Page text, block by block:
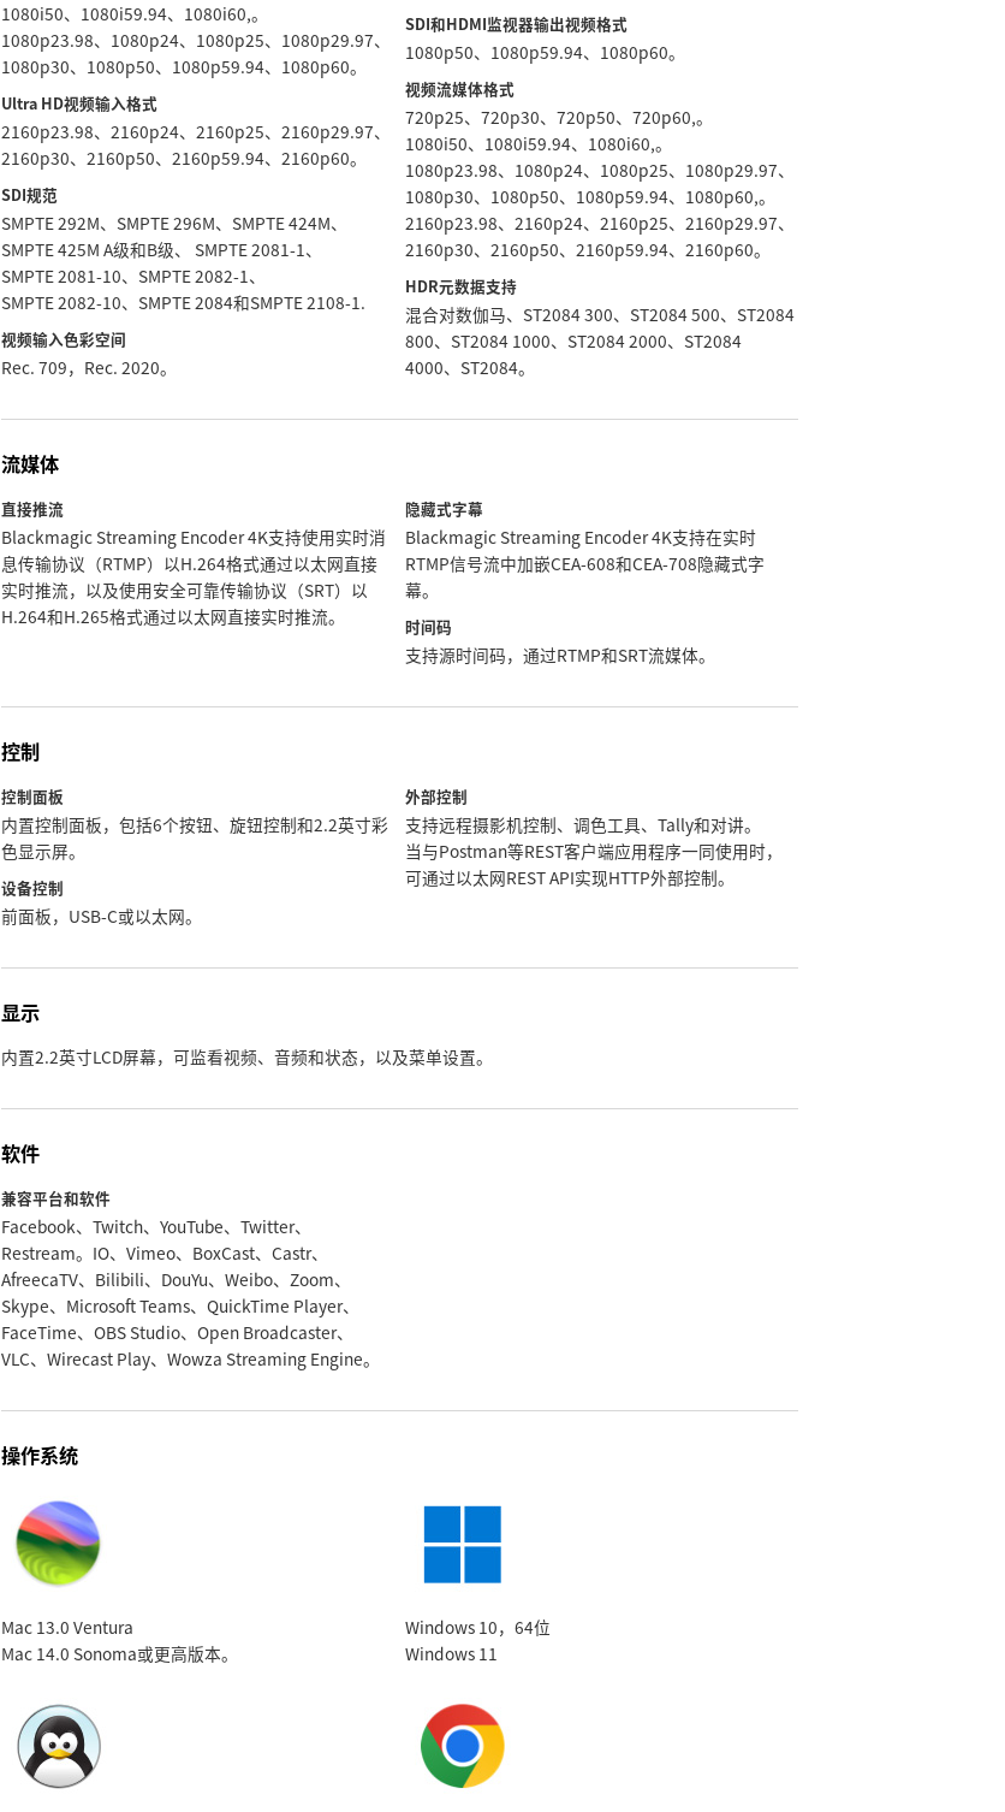
1080i50、1080i59.94、1080i60,。
1080p23.98、1080p24、1080p25、1080p29.97、
1080p30、1080p50、1080p59.94、1080p60。
Ultra HD视频输入格式
2160p23.98、2160p24、2160p25、2160p29.97、
2160p30、2160p50、2160p59.94、2160p60。
SDI规范
SMPTE 292M、SMPTE 296M、SMPTE 424M、
SMPTE 425M A级和B级、
SMPTE 2081‑1、
SMPTE 2081‑10、SMPTE 2082‑1、
SMPTE 2082‑10、SMPTE 2084和SMPTE 2108‑1.
视频输入色彩空间
Rec. 709，Rec. 2020。
SDI和HDMI监视器输出视频格式
1080p50、1080p59.94、1080p60。
视频流媒体格式
720p25、720p30、720p50、720p60,。
1080i50、1080i59.94、1080i60,。
1080p23.98、1080p24、1080p25、1080p29.97、
1080p30、1080p50、1080p59.94、1080p60,。
2160p23.98、2160p24、2160p25、2160p29.97、
2160p30、2160p50、2160p59.94、2160p60。
HDR元数据支持
混合对数伽马、ST2084 300、ST2084 500、ST2084
800、ST2084 1000、ST2084 2000、ST2084
4000、ST2084。
流媒体
直接推流
Blackmagic Streaming Encoder 4K支持使用实时消
息传输协议（RTMP）以H.264格式通过以太网直接
实时推流，以及使用安全可靠传输协议（SRT）以
H.264和H.265格式通过以太网直接实时推流。
隐藏式字幕
Blackmagic Streaming Encoder 4K支持在实时
RTMP信号流中加嵌CEA-608和CEA-708隐藏式字
幕。
时间码
支持源时间码，通过RTMP和SRT流媒体。
控制
控制面板
内置控制面板，包括6个按钮、旋钮控制和2.2英寸彩
色显示屏。
设备控制
前面板，USB‑C或以太网。
外部控制
支持远程摄影机控制、调色工具、Tally和对讲。
当与Postman等REST客户端应用程序一同使用时，
可通过以太网REST API实现HTTP外部控制。
显示
内置2.2英寸LCD屏幕，可监看视频、音频和状态，以及菜单设置。
软件
兼容平台和软件
Facebook、Twitch、YouTube、Twitter、
Restream。IO、Vimeo、BoxCast、Castr、
AfreecaTV、Bilibili、DouYu、Weibo、Zoom、
Skype、Microsoft Teams、QuickTime Player、
FaceTime、OBS Studio、Open Broadcaster、
VLC、Wirecast Play、Wowza Streaming Engine。
操作系统
Mac 13.0 Ventura
Mac 14.0 Sonoma或更高版本。
Windows 10，64位
Windows 11